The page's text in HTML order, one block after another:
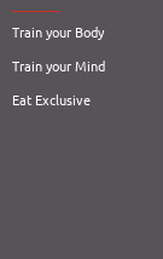
Train your Body
Train your Mind
Eat Exclusive